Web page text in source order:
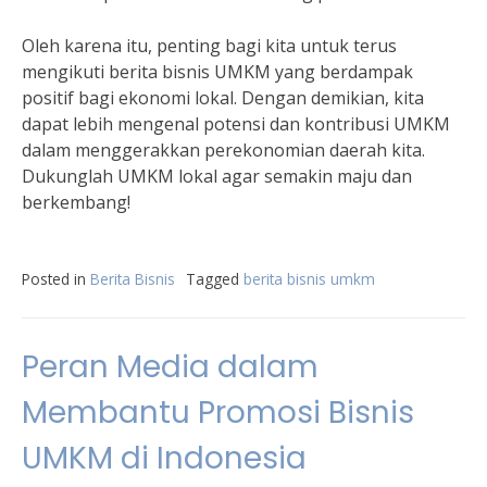
Oleh karena itu, penting bagi kita untuk terus
mengikuti berita bisnis UMKM yang berdampak
positif bagi ekonomi lokal. Dengan demikian, kita
dapat lebih mengenal potensi dan kontribusi UMKM
dalam menggerakkan perekonomian daerah kita.
Dukunglah UMKM lokal agar semakin maju dan
berkembang!
Posted in Berita Bisnis Tagged berita bisnis umkm
Peran Media dalam
Membantu Promosi Bisnis
UMKM di Indonesia